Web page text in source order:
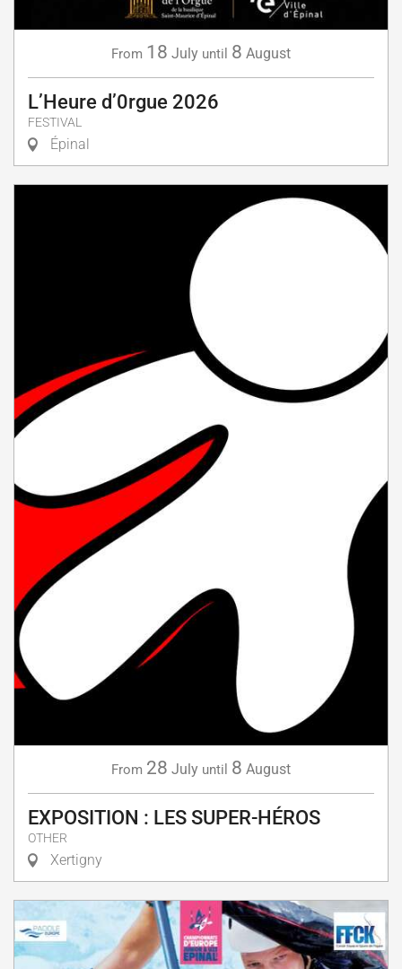
From 18 July until 8 August
L’Heure d’0rgue 2026
FESTIVAL
Épinal
From 28 July until 8 August
EXPOSITION : LES SUPER-HÉROS
OTHER
Xertigny